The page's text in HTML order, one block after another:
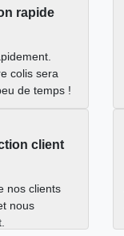
rapide
colis sera
de temps !
client
nos clients
nous